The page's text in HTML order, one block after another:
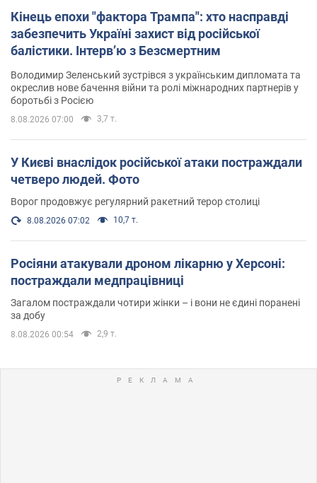
Кінець епохи "фактора Трампа": хто насправді
забезпечить Україні захист від російської
балістики. Інтерв’ю з Безсмертним
Володимир Зеленський зустрівся з українським дипломата та
окреслив нове бачення війни та ролі міжнародних партнерів у
боротьбі з Росією
8.08.2026 07:00 3,7 т.
У Києві внаслідок російської атаки постраждали
четверо людей. Фото
Ворог продовжує регулярний ракетний терор столиці
8.08.2026 07:02 10,7 т.
Росіяни атакували дроном лікарню у Херсоні:
постраждали медпрацівниці
Загалом постраждали чотири жінки – і вони не єдині поранені
за добу
8.08.2026 00:54 2,9 т.